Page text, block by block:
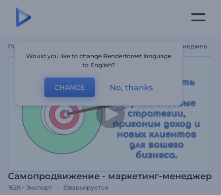
Главная Самопродвижение - Маркетинг-Менеджер
Самопродвижение - маркетинг-менеджер
162K+ Экспорт варьируется
Would you like to change Renderforest language
to English?
CHANGE No, thanks